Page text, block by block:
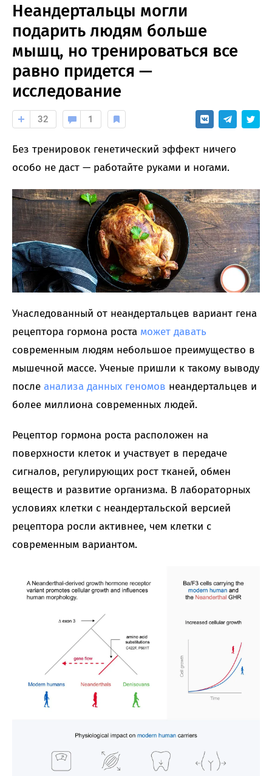
Неандертальцы могли
подарить людям больше
мышц, но тренироваться все
равно придется —
исследование
32 1
Без тренировок генетический эффект ничего
особо не даст — работайте руками и ногами.
Унаследованный от неандертальцев вариант гена
рецептора гормона роста может давать
современным людям небольшое преимущество в
мышечной массе. Ученые пришли к такому выводу
после анализа данных геномов неандертальцев и
более миллиона современных людей.
Рецептор гормона роста расположен на
поверхности клеток и участвует в передаче
сигналов, регулирующих рост тканей, обмен
веществ и развитие организма. В лабораторных
условиях клетки с неандертальской версией
рецептора росли активнее, чем клетки с
современным вариантом.